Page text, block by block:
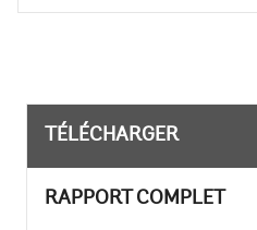
TÉLÉCHARGER
RAPPORT COMPLET